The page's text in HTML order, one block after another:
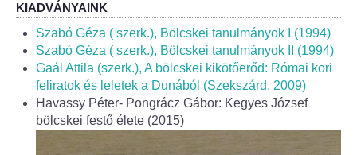
Egészségügy
Háziorvos
Gyermekorvos
KIADVÁNYAINK
Szabó Géza ( szerk.), Bölcskei tanulmányok I (1994)
Szabó Géza ( szerk.), Bölcskei tanulmányok II (1994)
Gaál Attila (szerk.), A bölcskei kikötőerőd: Római kori
feliratok és leletek a Dunából (Szekszárd, 2009)
Havassy Péter- Pongrácz Gábor: Kegyes József
bölcskei festő élete (2015)